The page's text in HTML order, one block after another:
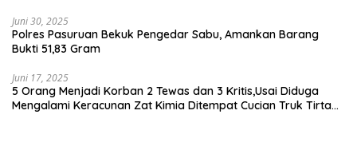
Juni 30, 2025
Polres Pasuruan Bekuk Pengedar Sabu, Amankan Barang
Bukti 51,83 Gram
Juni 17, 2025
5 Orang Menjadi Korban 2 Tewas dan 3 Kritis,Usai Diduga
Mengalami Keracunan Zat Kimia Ditempat Cucian Truk Tirta